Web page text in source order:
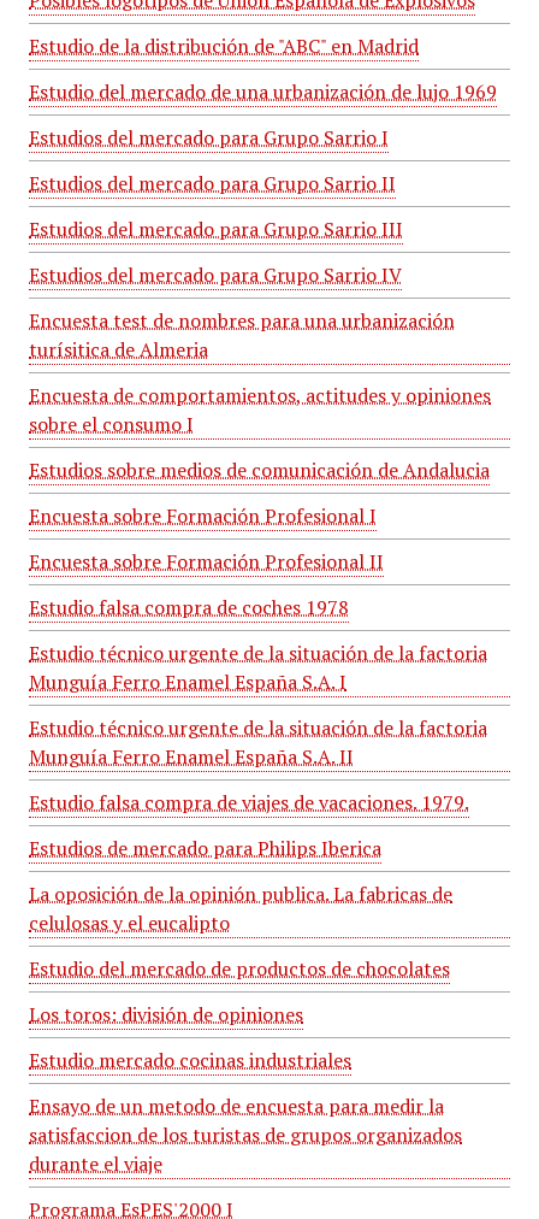
Estudio de la distribución de "ABC" en Madrid
Estudio del mercado de una urbanización de lujo 1969
Estudios del mercado para Grupo Sarrio I
Estudios del mercado para Grupo Sarrio II
Estudios del mercado para Grupo Sarrio III
Estudios del mercado para Grupo Sarrio IV
Encuesta test de nombres para una urbanización
turísitica de Almeria
Encuesta de comportamientos, actitudes y opiniones
sobre el consumo I
Estudios sobre medios de comunicación de Andalucia
Encuesta sobre Formación Profesional I
Encuesta sobre Formación Profesional II
Estudio falsa compra de coches 1978
Estudio técnico urgente de la situación de la factoria
Munguía Ferro Enamel España S.A. I
Estudio técnico urgente de la situación de la factoria
Munguía Ferro Enamel España S.A. II
Estudio falsa compra de viajes de vacaciones. 1979.
Estudios de mercado para Philips Iberica
La oposición de la opinión publica. La fabricas de
celulosas y el eucalipto
Estudio del mercado de productos de chocolates
Los toros: división de opiniones
Estudio mercado cocinas industriales
Ensayo de un metodo de encuesta para medir la
satisfaccion de los turistas de grupos organizados
durante el viaje
Programa EsPES'2000 I